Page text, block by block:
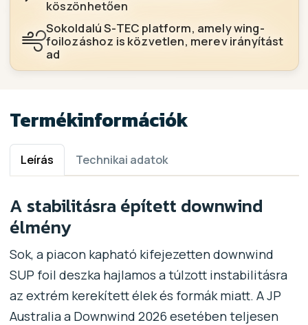
köszönhetően
Sokoldalú S-TEC platform, amely wing-
foilozáshoz is közvetlen, merev irányítást
ad
Termékinformációk
Leírás Technikai adatok
A stabilitásra épített downwind
élmény
Sok, a piacon kapható kifejezetten downwind
SUP foil deszka hajlamos a túlzott instabilitásra
az extrém kerekített élek és formák miatt. A JP
Australia a Downwind 2026 esetében teljesen